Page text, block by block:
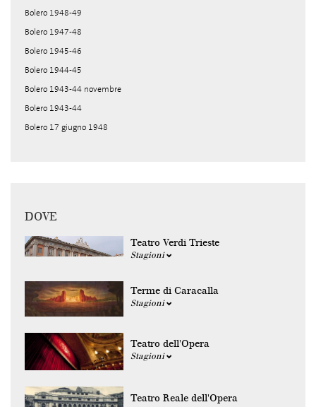
Bolero 1948-49
Bolero 1947-48
Bolero 1945-46
Bolero 1944-45
Bolero 1943-44 novembre
Bolero 1943-44
Bolero 17 giugno 1948
DOVE
Teatro Verdi Trieste
Stagioni
Terme di Caracalla
Stagioni
Teatro dell'Opera
Stagioni
Teatro Reale dell'Opera